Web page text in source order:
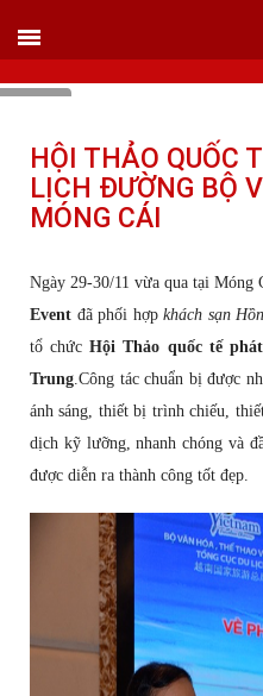
Hotline/ skype/ Wechat/
Email:
http://
HỘI THẢO QUỐC
LỊCH ĐƯỜNG BỘ
MÓNG CÁI
Ngày 29-30/11 vừa qua tại
Eventđã phối hợpkhách sạn
tổ chứcHội Thảo quốc tế
Trung.Công tác chuẩn bị được
ánh sáng, thiết bị trình chiếu,
dịch kỹ lưỡng, nhanh chóng và
được diễn ra thành công tốt đẹp.